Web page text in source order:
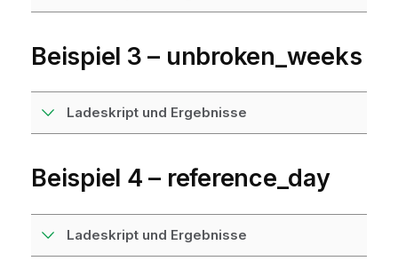
Beispiel 3 – unbroken_weeks
Ladeskript und Ergebnisse
Beispiel 4 – reference_day
Ladeskript und Ergebnisse